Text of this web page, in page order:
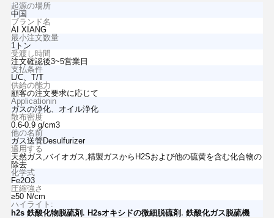
起源の場所
中国
ブランド名
AI XIANG
最小注文数量
1トン
受渡し時間
注文確認後3~5営業日
支払条件
L/C、T/T
供給の能力
顧客の注文要求に応じて
Applicationin
ガスの浄化、オイル浄化
散布密度
0.6-0.9 g/cm3
他の名前
ガス送管Desulfurizer
適用する
天然ガス,バイオガス,精製ガスからH2Sおよび他の硫黄を含む化合物の
除去
化学式
Fe2O3
圧縮強さ
≥50 N/cm
ハイライト:
h2s 鉄酸化物脱硫剤
H2sオキシドの微細脱硫剤 鉄酸化ガス脱硫機